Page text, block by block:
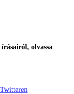
olvassa
Twitteren